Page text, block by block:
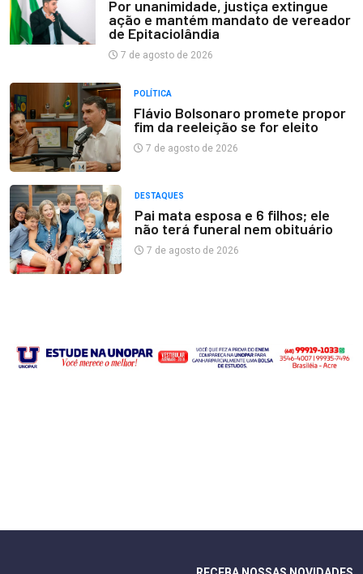
Por unanimidade, justiça extingue
ação e mantém mandato de vereador
de Epitaciolândia
7 de agosto de 2026
POLÍTICA
Flávio Bolsonaro promete propor
fim da reeleição se for eleito
7 de agosto de 2026
DESTAQUES
Pai mata esposa e 6 filhos; ele
não terá funeral nem obituário
7 de agosto de 2026